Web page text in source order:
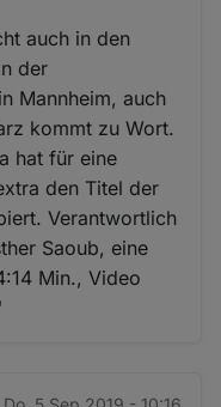
auch in den
der
Mannheim, auch
kommt zu Wort.
hat für eine
den Titel der
Verantwortlich
Saoub, eine
Min., Video